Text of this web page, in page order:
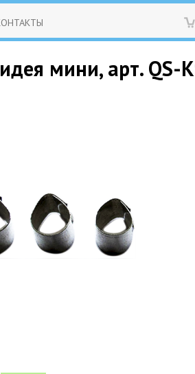
мини, арт. QS-